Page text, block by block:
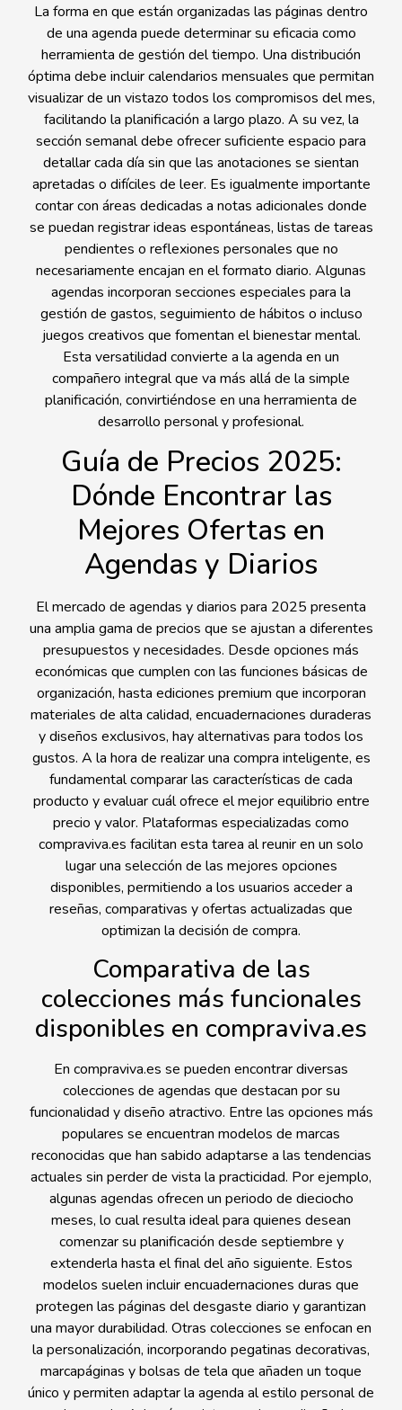
La forma en que están organizadas las páginas dentro
de una agenda puede determinar su eficacia como
herramienta de gestión del tiempo. Una distribución
óptima debe incluir calendarios mensuales que permitan
visualizar de un vistazo todos los compromisos del mes,
facilitando la planificación a largo plazo. A su vez, la
sección semanal debe ofrecer suficiente espacio para
detallar cada día sin que las anotaciones se sientan
apretadas o difíciles de leer. Es igualmente importante
contar con áreas dedicadas a notas adicionales donde
se puedan registrar ideas espontáneas, listas de tareas
pendientes o reflexiones personales que no
necesariamente encajan en el formato diario. Algunas
agendas incorporan secciones especiales para la
gestión de gastos, seguimiento de hábitos o incluso
juegos creativos que fomentan el bienestar mental.
Esta versatilidad convierte a la agenda en un
compañero integral que va más allá de la simple
planificación, convirtiéndose en una herramienta de
desarrollo personal y profesional.
Guía de Precios 2025:
Dónde Encontrar las
Mejores Ofertas en
Agendas y Diarios
El mercado de agendas y diarios para 2025 presenta
una amplia gama de precios que se ajustan a diferentes
presupuestos y necesidades. Desde opciones más
económicas que cumplen con las funciones básicas de
organización, hasta ediciones premium que incorporan
materiales de alta calidad, encuadernaciones duraderas
y diseños exclusivos, hay alternativas para todos los
gustos. A la hora de realizar una compra inteligente, es
fundamental comparar las características de cada
producto y evaluar cuál ofrece el mejor equilibrio entre
precio y valor. Plataformas especializadas como
compraviva.es facilitan esta tarea al reunir en un solo
lugar una selección de las mejores opciones
disponibles, permitiendo a los usuarios acceder a
reseñas, comparativas y ofertas actualizadas que
optimizan la decisión de compra.
Comparativa de las
colecciones más funcionales
disponibles en compraviva.es
En compraviva.es se pueden encontrar diversas
colecciones de agendas que destacan por su
funcionalidad y diseño atractivo. Entre las opciones más
populares se encuentran modelos de marcas
reconocidas que han sabido adaptarse a las tendencias
actuales sin perder de vista la practicidad. Por ejemplo,
algunas agendas ofrecen un periodo de dieciocho
meses, lo cual resulta ideal para quienes desean
comenzar su planificación desde septiembre y
extenderla hasta el final del año siguiente. Estos
modelos suelen incluir encuadernaciones duras que
protegen las páginas del desgaste diario y garantizan
una mayor durabilidad. Otras colecciones se enfocan en
la personalización, incorporando pegatinas decorativas,
marcapáginas y bolsas de tela que añaden un toque
único y permiten adaptar la agenda al estilo personal de